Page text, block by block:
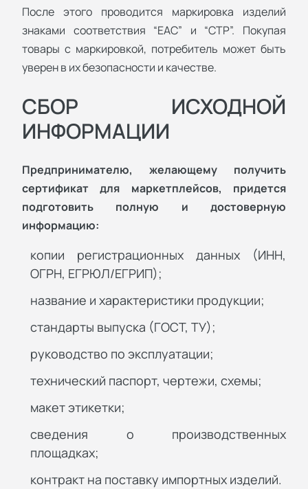
После этого проводится маркировка изделий
знаками соответствия “ЕАС” и “СТР”. Покупая
товары с маркировкой, потребитель может быть
уверен в их безопасности и качестве.
СБОР ИСХОДНОЙ
ИНФОРМАЦИИ
Предпринимателю, желающему получить
сертификат для маркетплейсов, придется
подготовить полную и достоверную
информацию:
копии регистрационных данных (ИНН,
ОГРН, ЕГРЮЛ/ЕГРИП);
название и характеристики продукции;
стандарты выпуска (ГОСТ, ТУ);
руководство по эксплуатации;
технический паспорт, чертежи, схемы;
макет этикетки;
сведения о производственных
площадках;
контракт на поставку импортных изделий.